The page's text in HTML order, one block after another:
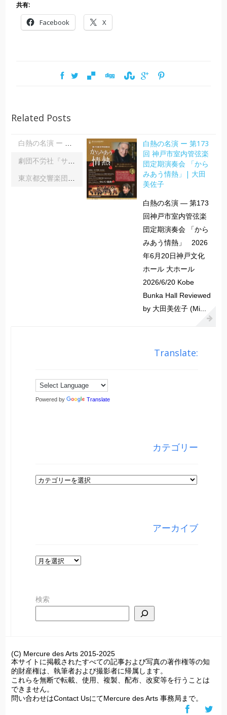
共有:
Facebook X
Related Posts
白熱の名演 ー 第173回 神戸市室内管弦楽団定期演奏会 「からみあう情熱」| 大田美佐子
白熱の名演 ー 第173
回 神戸市室内管弦楽
団定期演奏会 「から
みあう情熱」| 大田
美佐子
白熱の名演 ― 第173
回神戸市室内管弦楽
団定期演奏会 「から
みあう情熱」 2026
年6月20日神戸文化
ホール 大ホール
2026/6/20 Kobe
Bunka Hall Reviewed
by 大田美佐子 (Mi...
Translate:
Powered by Translate
カテゴリー
カ
アーカイブ
ア
イ
検索
(C) Mercure des Arts 2015-2025
本サイトに掲載されたすべての記事および写真の著作権等の知
的財産権は、執筆者および撮影者に帰属します。
これらを無断で転載、使用、複製、配布、改変等を行うことは
できません。
問い合わせはContact UsにてMercure des Arts 事務局まで。